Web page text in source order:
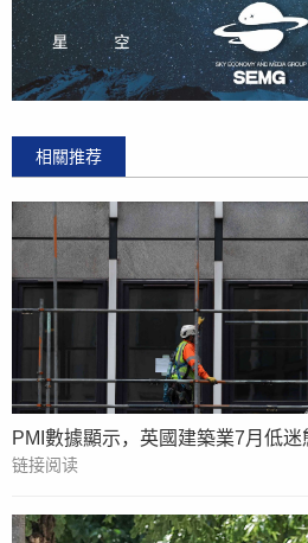
相關推荐
PMI數據顯示，英國建築業7月低
链接阅读